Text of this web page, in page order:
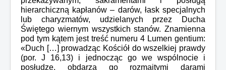
hierarchiczną kapłanów – darów, łask specjalnych
lub charyzmatów, udzielanych przez Ducha
Świętego wiernym wszystkich stanów. Znamienna
pod tym kątem jest treść numeru 4 Lumen gentium:
«Duch […] prowadząc Kościół do wszelkiej prawdy
(por. J 16,13) i jednocząc go we wspólnocie i
posłudze, obdarza go rozmaitymi darami